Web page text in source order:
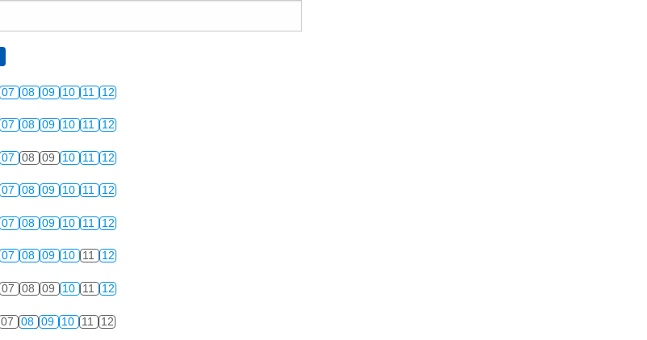
07 08 09 10 11 12
07 08 09 10 11 12
07 08 09 10 11 12
07 08 09 10 11 12
07 08 09 10 11 12
07 08 09 10 11 12
07 08 09 10 11 12
07 08 09 10 11 12